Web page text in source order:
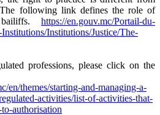
following link defines the role of
https://en.gouv.mc/Portail-du-
Institutions/Justice/The-
professions, please click on the
en/themes/starting-and-managing-a-
activities/list-of-activities-that-
authorisation